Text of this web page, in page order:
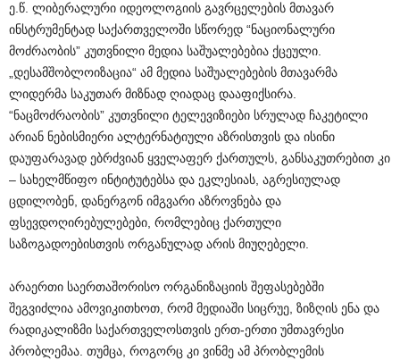
ე.წ. ლიბერალური იდეოლოგიის გავრცელების მთავარ
ინსტრუმენტად საქართველოში სწორედ “ნაციონალური
მოძრაობის” კუთვნილი მედია საშუალებებია ქცეული.
„დესამშობლოიზაცია“ ამ მედია საშუალებების მთავარმა
ლიდერმა საკუთარ მიზნად ღიადაც დააფიქსირა.
“ნაცმოძრაობის” კუთვნილი ტელევიზიები სრულად ჩაკეტილი
არიან ნებისმიერი ალტერნატიული აზრისთვის და ისინი
დაუფარავად ებრძვიან ყველაფერ ქართულს, განსაკუთრებით კი
– სახელმწიფო ინტიტუტებსა და ეკლესიას, აგრესიულად
ცდილობენ, დანერგონ იმგვარი აზროვნება და
ფსევდოღირებულებები, რომლებიც ქართული
საზოგადოებისთვის ორგანულად არის მიუღებელი.
არაერთი საერთაშორისო ორგანიზაციის შეფასებებში
შეგვიძლია ამოვიკითხოთ, რომ მედიაში სიცრუე, ზიზღის ენა და
რადიკალიზმი საქართველოსთვის ერთ-ერთი უმთავრესი
პრობლემაა. თუმცა, როგორც კი ვინმე ამ პრობლემის